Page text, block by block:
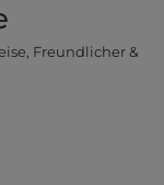
Freundlicher &